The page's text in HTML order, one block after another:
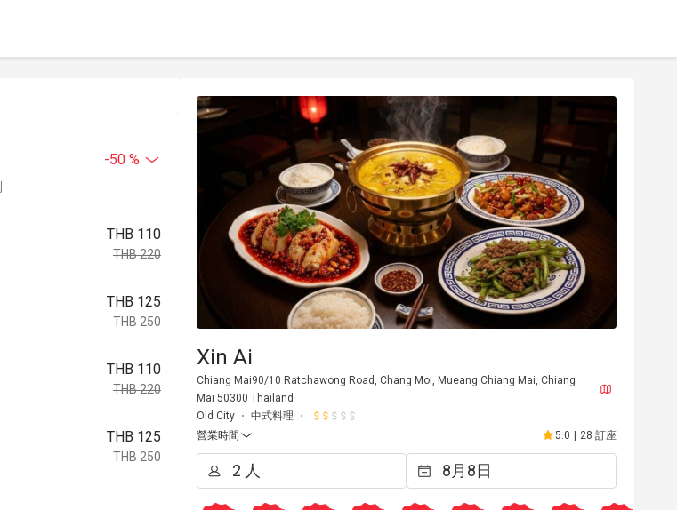
-50 %
THB 110
THB 220
THB 125
THB 250
THB 110
THB 220
THB 125
THB 250
Xin Ai
Chiang Mai90/10 Ratchawong Road, Chang Moi, Mueang Chiang Mai, Chiang
Mai 50300 Thailand
Old City
中式料理
營業時間
5.0 | 28 訂座